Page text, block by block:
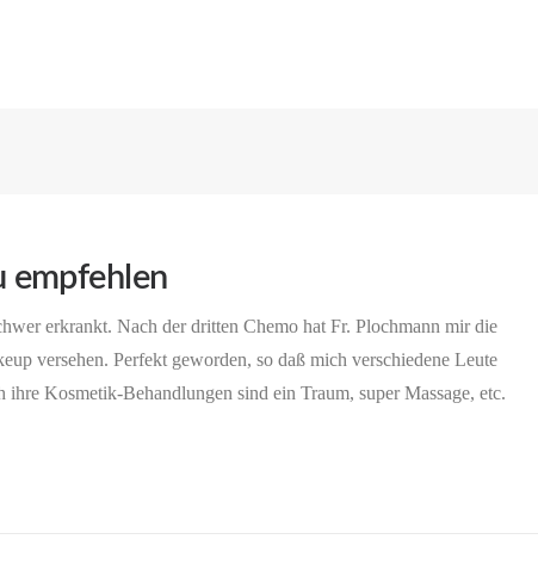
empfehlen
erkrankt. Nach der dritten Chemo hat Fr. Plochmann mir die
versehen. Perfekt geworden, so daß mich verschiedene Leute
ihre Kosmetik-Behandlungen sind ein Traum, super Massage, etc.